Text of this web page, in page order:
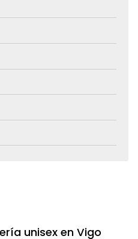
unisex en Vigo